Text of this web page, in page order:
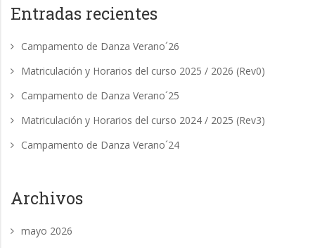
Entradas recientes
Campamento de Danza Verano´26
Matriculación y Horarios del curso 2025 / 2026 (Rev0)
Campamento de Danza Verano´25
Matriculación y Horarios del curso 2024 / 2025 (Rev3)
Campamento de Danza Verano´24
Archivos
mayo 2026